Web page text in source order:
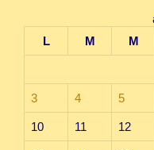
L
M M
3 4 5
10 11 12